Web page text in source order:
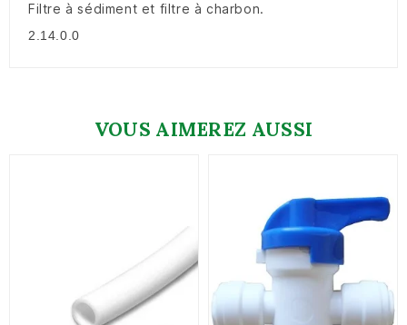
Filtre à sédiment et filtre à charbon.
2.14.0.0
VOUS AIMEREZ AUSSI